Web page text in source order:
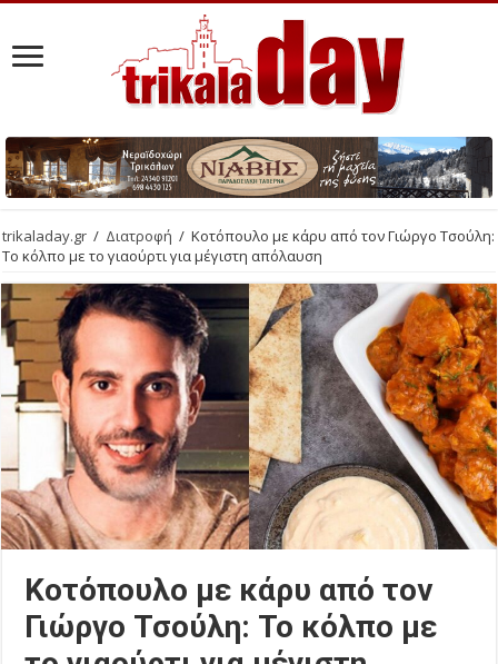
trikaladay.gr / Διατροφή / Κοτόπουλο με κάρυ από τον Γιώργο Τσούλη:
Το κόλπο με το γιαούρτι για μέγιστη απόλαυση
Κοτόπουλο με κάρυ από τον
Γιώργο Τσούλη: Το κόλπο με